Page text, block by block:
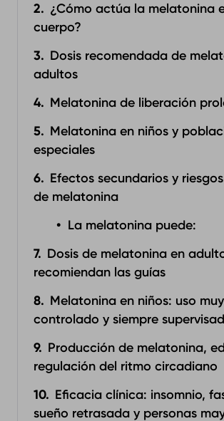
¿Cómo actúa la melatonina
cuerpo?
Dosis recomendada de
adultos
Melatonina de liberación
Melatonina en niños y
especiales
Efectos secundarios y
de melatonina
La melatonina puede:
Dosis de melatonina en
recomiendan las guías
Melatonina en niños: uso muy
controlado y siempre
Producción de melatonina,
regulación del ritmo circadiano
Eficacia clínica: insomnio,
sueño retrasada y personas